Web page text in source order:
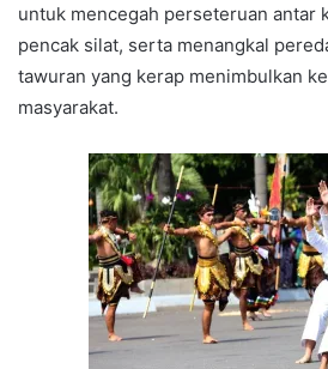
untuk mencegah perseteruan antar
pencak silat, serta menangkal
tawuran yang kerap menimbulkan
masyarakat.